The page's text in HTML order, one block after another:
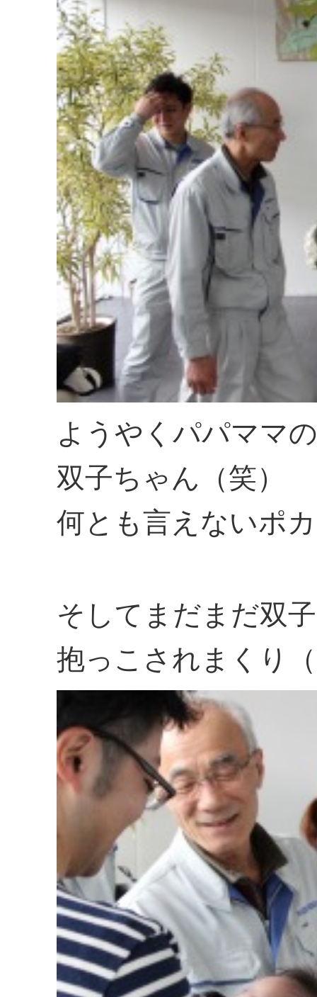
ようやくパパママ
双子ちゃん（笑）
何とも言えないポ
そしてまだまだ双
抱っこされまくり